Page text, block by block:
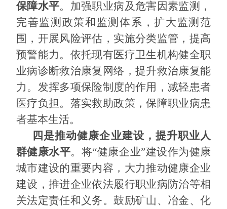
保障水平。加强职业病及危害因素监测，
完善监测政策和监测体系，扩大监测范
围，开展风险评估，实施分类监管，提高
预警能力。依托现有医疗卫生机构健全职
业病诊断救治康复网络，提升救治康复能
力。发挥多项保险制度的作用，减轻患者
医疗负担。落实救助政策，保障职业病患
者基本生活。
四是推动健康企业建设，提升职业人
群健康水平。将“健康企业”建设作为健康
城市建设的重要内容，大力推动健康企业
建设，推进企业依法履行职业病防治等相
关法定责任和义务。鼓励矿山、冶金、化